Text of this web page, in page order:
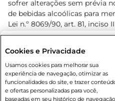
Rio de Janeiro (RJ) Goiás
Caso queira comprar online,
sofrer alterações sem prévia
de bebidas alcoólicas para
Lei n.º 8069/90, art. 81, inciso
Adolescente). Preços e
prévio. O valor mínimo para
80,00.
Cookies e Privacidade
Usamos cookies para melhorar sua
experiência de navegação, otimizar as
funcionalidades do site, e trazer
e ofertas personalizadas para você,
baseadas em seu histórico de navegação.